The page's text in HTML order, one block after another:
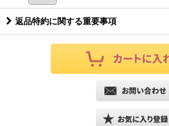
返品特約に関する重要事項